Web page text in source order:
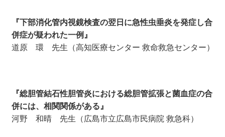
『下部消化管内視鏡検査の翌日に急性虫垂炎を発症し合
併症が疑われた一例』
道原 環 先生（高知医療センター 救命救急センター）
『総胆管結石性胆管炎における総胆管拡張と菌血症の合
併には、相関関係がある』
河野 和晴 先生（広島市立広島市民病院 救急科）